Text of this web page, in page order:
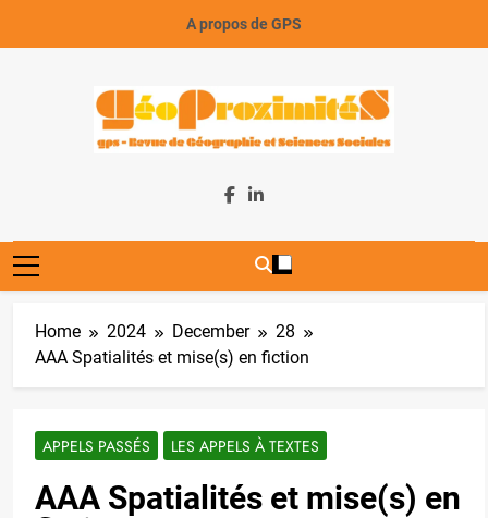
A propos de GPS
GeoProximiteS
Home 2024 December
28
AAA Spatialités et mise(s) en fiction
APPELS PASSÉS LES APPELS À TEXTES
AAA Spatialités et mise(s) en